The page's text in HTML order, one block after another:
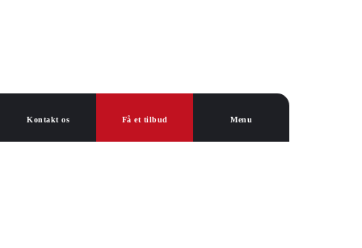
Kontakt os Få et tilbud Menu